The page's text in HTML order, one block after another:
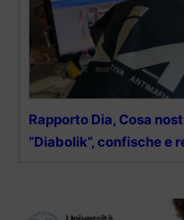
Rapporto Dia, Cosa
“Diabolik”, confische e